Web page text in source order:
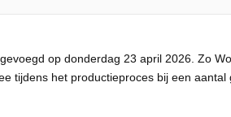
op donderdag 23 april 2026. Zo
tijdens het productieproces bij een